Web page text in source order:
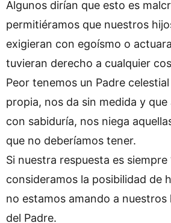
Algunos dirían que esto es
permitiéramos que nuestros
exigieran con egoísmo o
tuvieran derecho a cualquier
Peor tenemos un Padre
propia, nos da sin medida y que
con sabiduría, nos niega
que no deberíamos tener.
Si nuestra respuesta es siempre
consideramos la posibilidad de
no estamos amando a
del Padre.